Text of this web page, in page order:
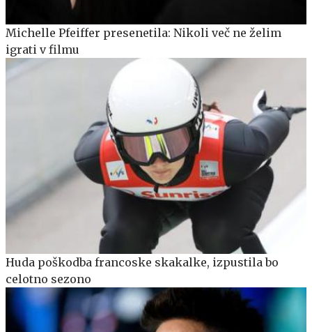
Michelle Pfeiffer presenetila: Nikoli več ne želim
igrati v filmu
Huda poškodba francoske skakalke, izpustila bo
celotno sezono